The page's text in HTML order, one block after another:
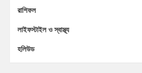
রাশিফল
লাইফস্টাইল ও স্বাস্থ্য
হলিউড